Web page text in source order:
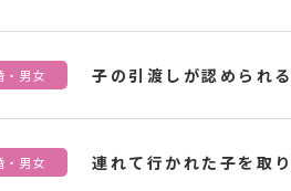
・男女 子の引渡しが認められ
・男女 連れて行かれた子を取